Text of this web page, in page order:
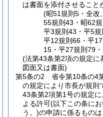
は書面を添付させること
(昭51規則5・全改
55規則43・昭62
平3規則43・平5
平12規則66・平
15・平27規則79
(法第43条第2項の規定に
図面又は書面)
第5条の2
省令第10条の4
の規定により市長が規則
43条第2項第1号の規定
よる許可(以下この条に
う。)の申請に係るものは